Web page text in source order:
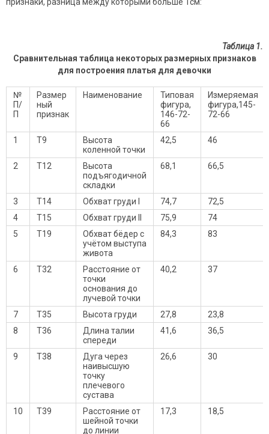
Таблица 1.
Сравнительная таблица некоторых размерных признаков
для построения платья для девочки
№
П/
П
Размер
ный
признак
Наименование
Типовая
фигура,
146-72-
66
Измеряемая
фигура,145-
72-66
1 Т9
Высота
коленной точки
42,5 46
2 Т12
Высота
подъягодичной
складки
68,1 66,5
3 Т14 Обхват груди I 74,7
72,5
4
Т15 Обхват груди II 75,9
74
5
Т19
Обхват бёдер с
учётом выступа
живота
84,3 83
6 Т32
Расстояние от
точки
основания до
лучевой точки
40,2 37
7 Т35 Высота груди 27,8
23,8
8
Т36
Длина талии
спереди
41,6 36,5
9 Т38
Дуга через
наивысшую
точку
плечевого
сустава
26,6 30
10 Т39
Расстояние от
шейной точки
до линии
17,3 18,5